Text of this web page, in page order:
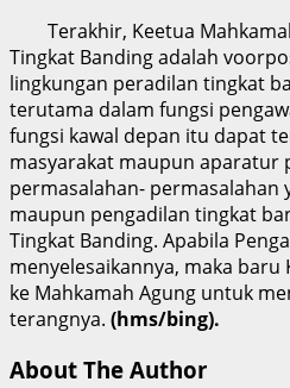
Terakhir, Keetua
Tingkat Banding adalah
lingkungan peradilan tingkat
terutama dalam fungsi
fungsi kawal depan itu dapat
masyarakat maupun aparatur
permasalahan-
maupun pengadilan tingkat
Tingkat Banding. Apabila
menyelesaikannya, maka
ke Mahkamah Agung untuk
terangnya. (hms/bing).
About The Author